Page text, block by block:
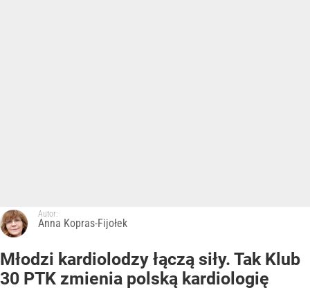
Autor:
Anna Kopras-Fijołek
Młodzi kardiolodzy łączą siły. Tak Klub
30 PTK zmienia polską kardiologię